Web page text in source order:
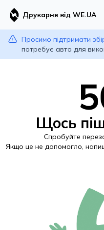
Друкарня від WE.UA
Просимо підтримати
потребує авто для
Щось
Спробуйте
Якщо це не допомогло,